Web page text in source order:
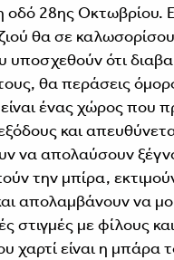
οδό 28ης Οκτωβρίου.
θα σε
υποσχε­θούν ότι
θα περάσεις
ένας χώρος που
και
να απολαύσουν
την μπίρα,
απολαμβάνουν να
στιγμές με φίλους
χαρτί είναι η μπάρα